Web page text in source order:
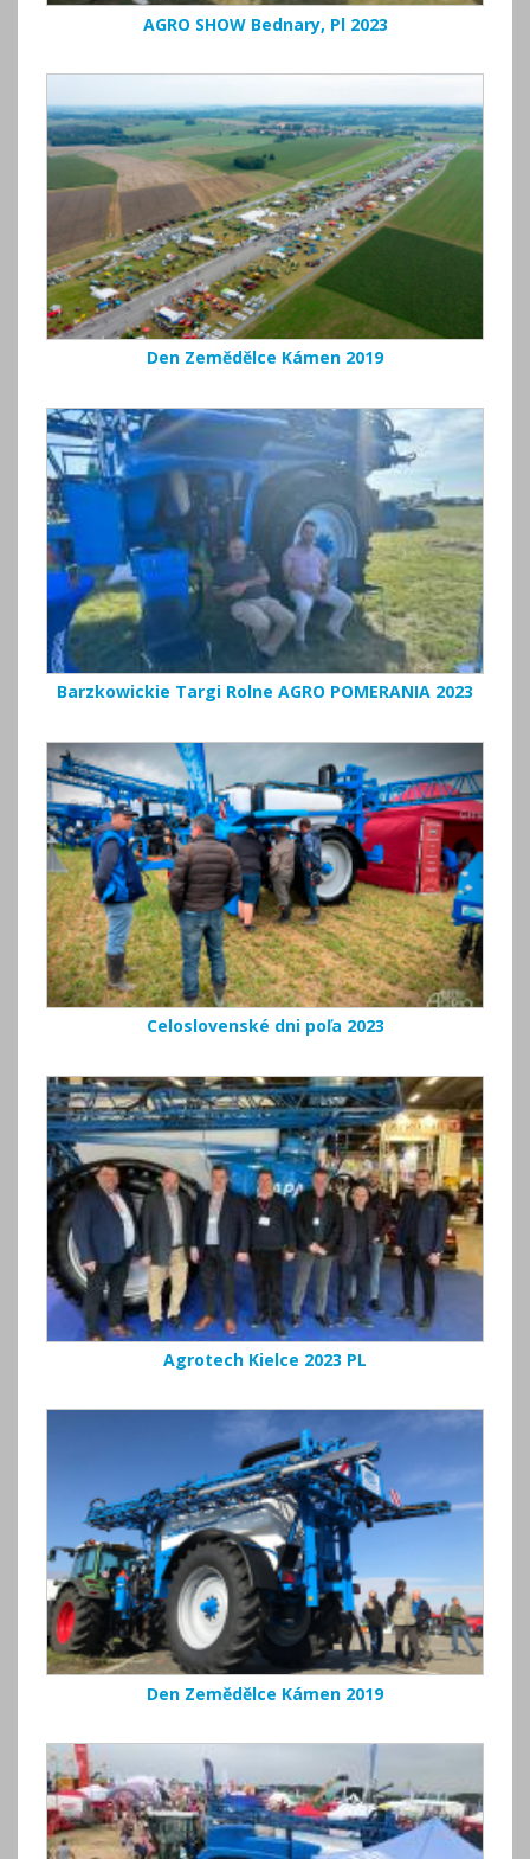
AGRO SHOW Bednary, Pl 2023
Den Zemědělce Kámen 2019
Barzkowickie Targi Rolne AGRO POMERANIA 2023
Celoslovenské dni poľa 2023
Agrotech Kielce 2023 PL
Den Zemědělce Kámen 2019